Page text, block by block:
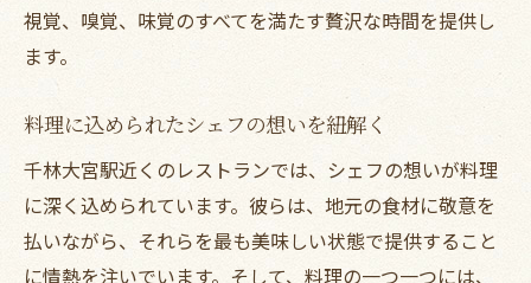
視覚、嗅覚、味覚のすべてを満たす贅沢な時間を提供し
ます。
料理に込められたシェフの想いを紐解く
千林大宮駅近くのレストランでは、シェフの想いが料理
に深く込められています。彼らは、地元の食材に敬意を
払いながら、それらを最も美味しい状態で提供すること
に情熱を注いでいます。そして、料理の一つ一つには、